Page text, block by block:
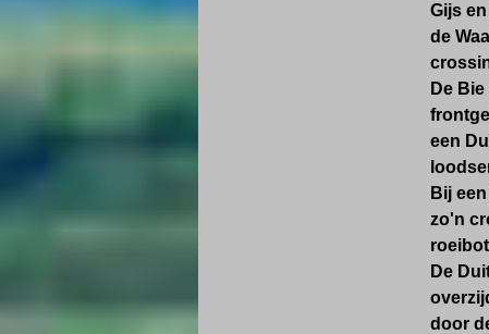
Gijs
de
De
een
Bij
zo'n
De
door